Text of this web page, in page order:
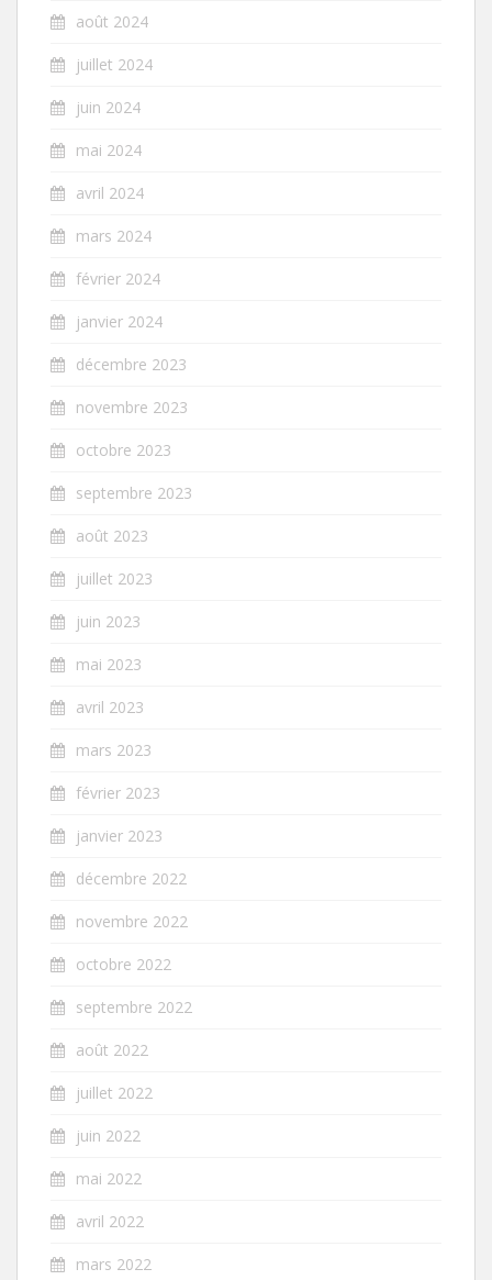
août 2024
juillet 2024
juin 2024
mai 2024
avril 2024
mars 2024
février 2024
janvier 2024
décembre 2023
novembre 2023
octobre 2023
septembre 2023
août 2023
juillet 2023
juin 2023
mai 2023
avril 2023
mars 2023
février 2023
janvier 2023
décembre 2022
novembre 2022
octobre 2022
septembre 2022
août 2022
juillet 2022
juin 2022
mai 2022
avril 2022
mars 2022